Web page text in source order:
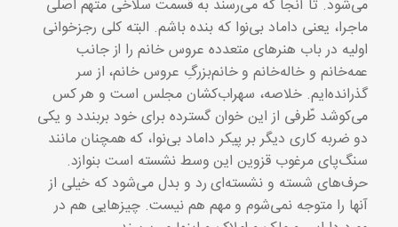
می‌شود. تا آنجا که می‌رسند به قسمت سلاخی متهم اصلی
ماجرا، یعنی داماد بی‌نوا که بنده باشم. البته کلی رجز‌خوانی
اولیه در باب هنرهای متعدده عروس خانم را از جانب
عمه‌خانم و خاله‌خانم و خانم‌بزرگِ عروس خانم، از سر
گذرانده‌ایم. خلاصه، سهراب‌کشان مجلس است و هر کس
می‌کوشد طّرفی از این خوان گسترده برای خود بربندد و یکی
دو ضربه کاری دیگر بر پیکر داماد بی‌نوا، که همچنان مانند
سنگ‌پای مرغوب قزوین این وسط نشسته است بنوازد.
حرف‌های شسته و نشسته‌ای رد و بدل می‌شود که خیلی از
آنها را متوجه نمی‌شوم و مهم هم نیست. چیزهایی هم در